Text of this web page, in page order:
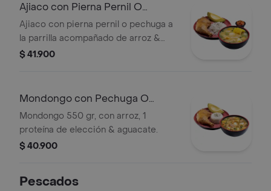
Ajiaco con Pierna Pernil O
Pechuga
Ajiaco con pierna pernil o pechuga a
la parrilla acompañado de arroz &
aguacate.
$ 41.900
Mondongo con Pechuga O
Pierna Pernil
Mondongo 550 gr, con arroz, 1
proteína de elección & aguacate.
$ 40.900
Pescados